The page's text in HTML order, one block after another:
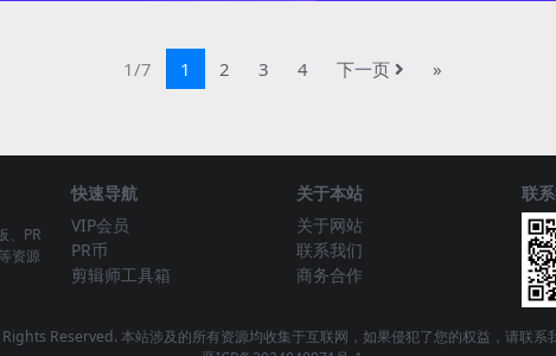
1/7 1 2 3 4 下一页 »
、PR
资源
快速导航
VIP会员
PR币
剪辑师工具箱
关于本站
关于网站
联系我们
商务合作
联
Reserved. 本站涉及的所有资源均收集于互联网，如果侵犯了您的权益，请联系